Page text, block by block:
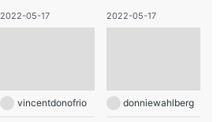
2022-05-17
vincentdonofrio
2022-05-17
donniewahlberg